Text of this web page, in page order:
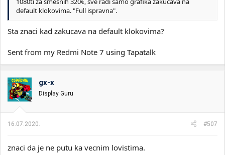
default klokovima. "Full ispravna".
Sta znaci kad zakucava na default klokovima?
Sent from my Redmi Note 7 using Tapatalk
gx-x
Display Guru
16.07.2020. #507
znaci da je ne putu ka vecnim lovistima.